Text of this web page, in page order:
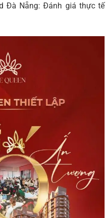
Đà Nẵng: Đánh giá thực tế